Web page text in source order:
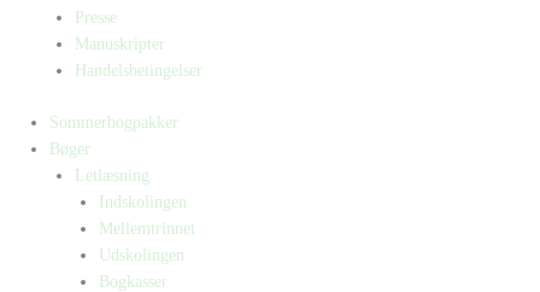
Presse
Manuskripter
Handelsbetingelser
Sommerbogpakker
Bøger
Letlæsning
Indskolingen
Mellemtrinnet
Udskolingen
Bogkasser